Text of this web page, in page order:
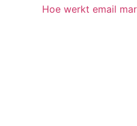
Hoe werkt email